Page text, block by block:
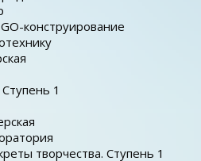
конструирование
1
творчества. Ступень 1